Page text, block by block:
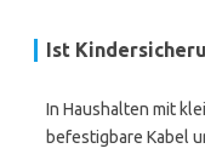
Ist
In Haushalten mit
befestigbare Kabel